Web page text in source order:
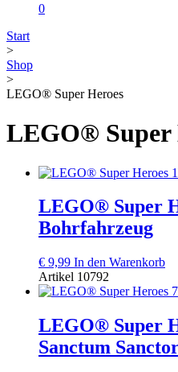
0
Start
>
Shop
>
LEGO® Super Heroes
LEGO® Super
LEGO® Super
Bohrfahrzeug
€ 9,99 In den Warenkorb
Artikel 10792
LEGO® Super
Sanctum